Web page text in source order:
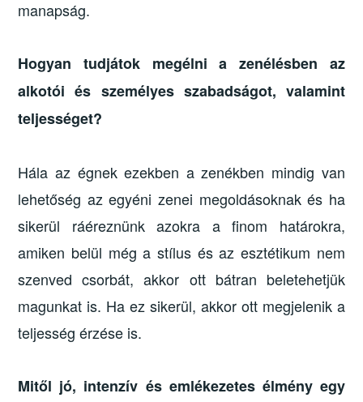
manapság.
Hogyan tudjátok megélni a zenélésben az
alkotói és személyes szabadságot, valamint
teljességet?
Hála az égnek ezekben a zenékben mindig van
lehetőség az egyéni zenei megoldásoknak és ha
sikerül ráéreznünk azokra a finom határokra,
amiken belül még a stílus és az esztétikum nem
szenved csorbát, akkor ott bátran beletehetjük
magunkat is. Ha ez sikerül, akkor ott megjelenik a
teljesség érzése is.
Mitől jó, intenzív és emlékezetes élmény egy